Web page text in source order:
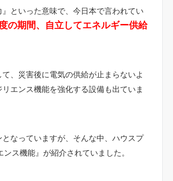
といった意味で、今日本で言われてい
の期間、自立してエネルギー供給
、災害後に電気の供給が止まらないよ
エンス機能を強化する設備も出ていま
なっていますが、そんな中、ハウスプ
ス機能』が紹介されていました。